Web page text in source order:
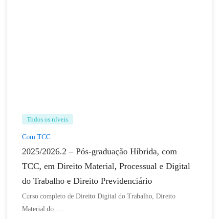
Todos os níveis
Com TCC
2025/2026.2 – Pós-graduação Híbrida, com
TCC, em Direito Material, Processual e Digital
do Trabalho e Direito Previdenciário
Curso completo de Direito Digital do Trabalho, Direito
Material do …